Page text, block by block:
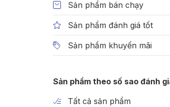
Sản phẩm bán chạy
Sản phẩm đánh giá tốt
Sản phẩm khuyến mãi
Sản phẩm theo số sao đánh
Tất cả sản phẩm